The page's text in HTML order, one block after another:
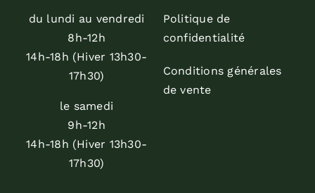
du lundi au vendredi
8h-12h
14h-18h (Hiver 13h30-
17h30)
le samedi
9h-12h
14h-18h (Hiver 13h30-
17h30)
Politique de
confidentialité
Conditions générales
de vente